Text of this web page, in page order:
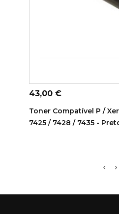
ADICIONAR AO
Preço
43,00 €
Toner Compatível P /
7425 / 7428 / 7435 -